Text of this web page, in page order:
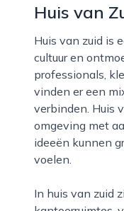
Huis van
Huis van zuid is een creatief en sociaal verzamelgebouw in amersfoort waar ondernemerschap,
cultuur en
professionals,
vinden er een
verbinden. Huis
omgeving met
ideeën kunnen
voelen.
In huis van zuid zijn verschillende functies bij elkaar gebracht, zoals flexibele werkplekken, vaste